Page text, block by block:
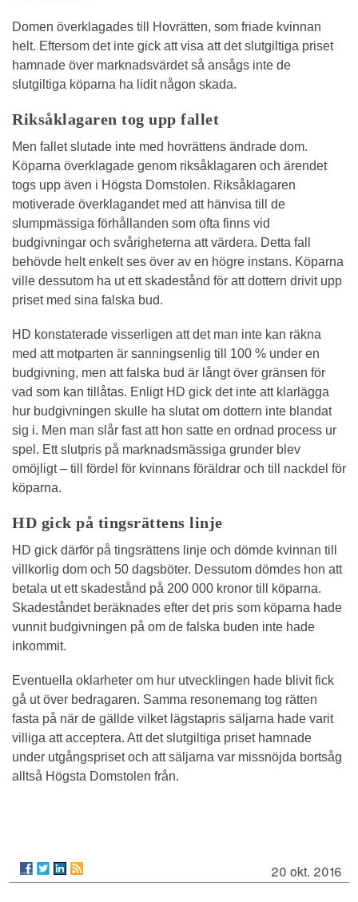
Domen överklagades till Hovrätten, som friade kvinnan
helt. Eftersom det inte gick att visa att det slutgiltiga priset
hamnade över marknadsvärdet så ansågs inte de
slutgiltiga köparna ha lidit någon skada.
Riksåklagaren tog upp fallet
Men fallet slutade inte med hovrättens ändrade dom.
Köparna överklagade genom riksåklagaren och ärendet
togs upp även i Högsta Domstolen. Riksåklagaren
motiverade överklagandet med att hänvisa till de
slumpmässiga förhållanden som ofta finns vid
budgivningar och svårigheterna att värdera. Detta fall
behövde helt enkelt ses över av en högre instans. Köparna
ville dessutom ha ut ett skadestånd för att dottern drivit upp
priset med sina falska bud.
HD konstaterade visserligen att det man inte kan räkna
med att motparten är sanningsenlig till 100 % under en
budgivning, men att falska bud är långt över gränsen för
vad som kan tillåtas. Enligt HD gick det inte att klarlägga
hur budgivningen skulle ha slutat om dottern inte blandat
sig i. Men man slår fast att hon satte en ordnad process ur
spel. Ett slutpris på marknadsmässiga grunder blev
omöjligt – till fördel för kvinnans föräldrar och till nackdel för
köparna.
HD gick på tingsrättens linje
HD gick därför på tingsrättens linje och dömde kvinnan till
villkorlig dom och 50 dagsböter. Dessutom dömdes hon att
betala ut ett skadestånd på 200 000 kronor till köparna.
Skadeståndet beräknades efter det pris som köparna hade
vunnit budgivningen på om de falska buden inte hade
inkommit.
Eventuella oklarheter om hur utvecklingen hade blivit fick
gå ut över bedragaren. Samma resonemang tog rätten
fasta på när de gällde vilket lägstapris säljarna hade varit
villiga att acceptera. Att det slutgiltiga priset hamnade
under utgångspriset och att säljarna var missnöjda bortsåg
alltså Högsta Domstolen från.
20 okt. 2016